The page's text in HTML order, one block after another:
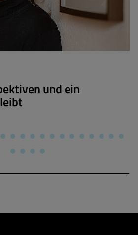
und ein